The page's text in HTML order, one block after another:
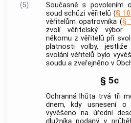
(5)
Současně s povolením
soud schůzi věřitelů (§ 10
věřitelům opatrovníka (§
zvolí věřitelský výbor.
někomu z věřitelů při
platnosti volby,
svolání věřitelů bylo
soudu a zveřejněno v
§ 5c
Ochranná lhůta trvá tři
dnem, kdy usnesení o
vyvěšeno na úřední